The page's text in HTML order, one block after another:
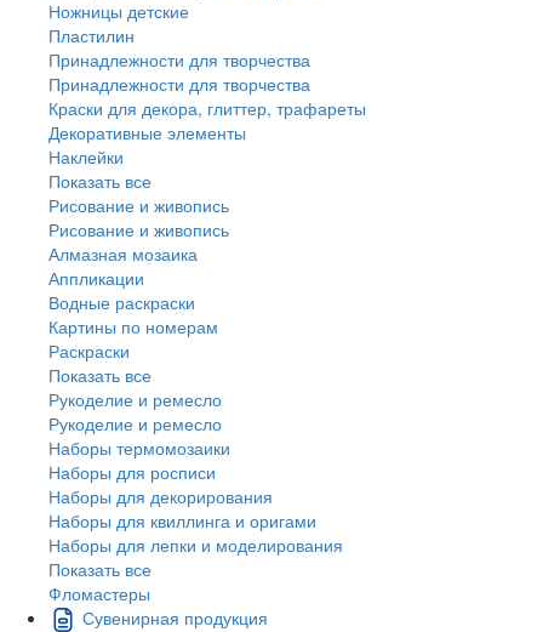
Ножницы детские
Пластилин
Принадлежности для творчества
Принадлежности для творчества
Краски для декора, глиттер, трафареты
Декоративные элементы
Наклейки
Показать все
Рисование и живопись
Рисование и живопись
Алмазная мозаика
Аппликации
Водные раскраски
Картины по номерам
Раскраски
Показать все
Рукоделие и ремесло
Рукоделие и ремесло
Наборы термомозаики
Наборы для росписи
Наборы для декорирования
Наборы для квиллинга и оригами
Наборы для лепки и моделирования
Показать все
Фломастеры
Сувенирная продукция